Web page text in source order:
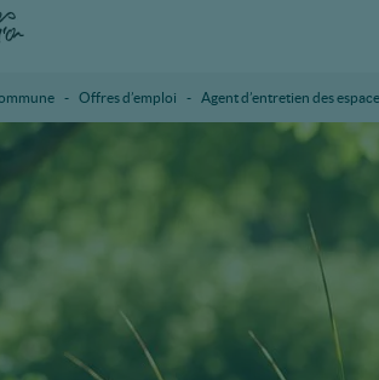
Offres d’emploi Agent d’entretien des